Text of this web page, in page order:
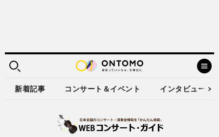
新着記事 コンサート＆イベント インタビュー